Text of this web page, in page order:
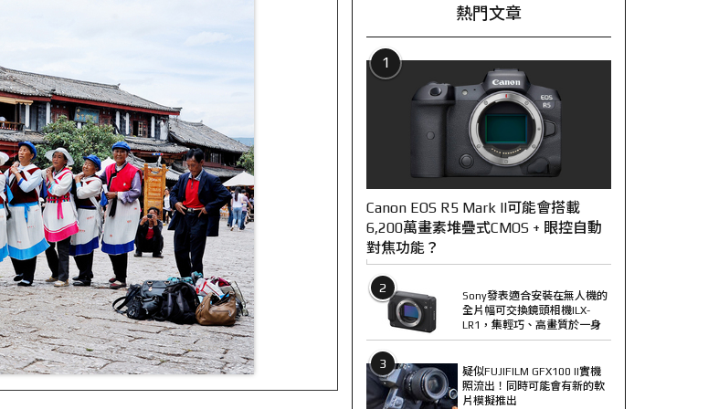
熱門文章
1
Canon EOS R5 Mark II可能會搭載
6,200萬畫素堆疊式CMOS + 眼控自動
對焦功能？
2
Sony發表適合安裝在無人機的
全片幅可交換鏡頭相機ILX-
LR1，集輕巧、高畫質於一身
3
疑似FUJIFILM GFX100 II實機
照流出！同時可能會有新的軟
片模擬推出